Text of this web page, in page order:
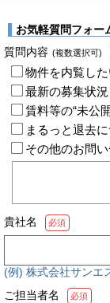
お気軽質問フォー
質問内容 (複数選択可)
物件を内覧した
最新の募集状
賃料等の“未公
まるっと退去
その他のお問
貴社名 必須
(例) 株式会社サンエ
ご担当者名
必須